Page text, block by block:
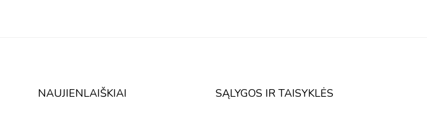
NAUJIENLAIŠKIAI SĄLYGOS IR TAISYKLĖS